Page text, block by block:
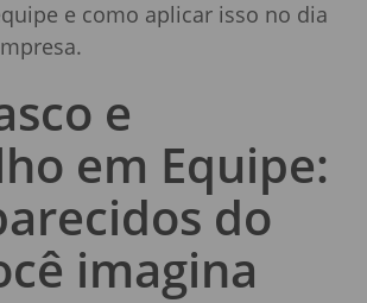
e como aplicar isso no dia
e
em Equipe:
do
imagina